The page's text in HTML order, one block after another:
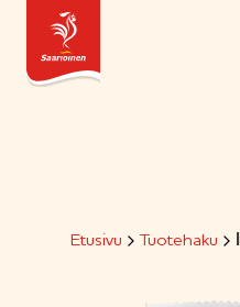
Hyppää
sisältöön
Etusivu Tuotehaku